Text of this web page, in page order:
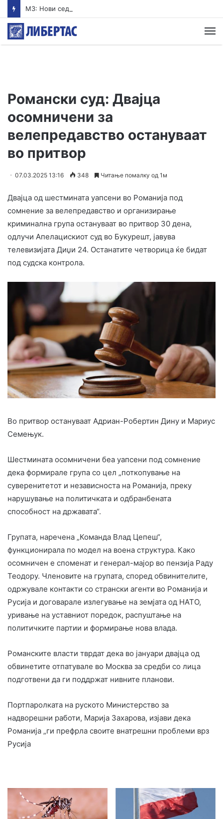
Романски суд: Двајца
осомничени за
велепредавство остануваат
во притвор
07.03.2025 13:16 348 Читање помалку од 1м
Двајца од шестмината уапсени во Романија под
сомнение за велепредавство и организирање
криминална група остануваат во притвор 30 дена,
одлучи Апелацискиот суд во Букурешт, јавува
телевизијата Диџи 24. Останатите четворица ќе бидат
под судска контрола.
Во притвор остануваат Адриан-Робертин Дину и Мариус
Семењук.
Шестмината осомничени беа уапсени под сомнение
дека формирале група со цел „поткопување на
суверенитетот и независноста на Романија, преку
нарушување на политичката и одбранбената
способност на државата“.
Групата, наречена „Команда Влад Цепеш“,
функционирала по модел на воена структура. Како
осомничен е споменат и генерал-мајор во пензија Раду
Теодору. Членовите на групата, според обвинителите,
одржувале контакти со странски агенти во Романија и
Русија и договарале излегување на земјата од НАТО,
уривање на уставниот поредок, распуштање на
политичките партии и формирање нова влада.
Романските власти тврдат дека во јануари двајца од
обвинетите отпатувале во Москва за средби со лица
подготвени да ги поддржат нивните планови.
Портпаролката на руското Министерство за
надворешни работи, Марија Захарова, изјави дека
Романија „ги префрла своите внатрешни проблеми врз
Русија